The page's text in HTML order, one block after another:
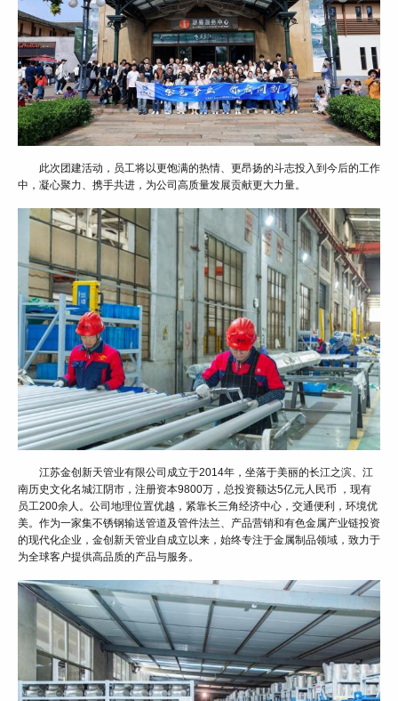
此次团建活动，员工将以更饱满的热情、更昂扬的斗志投入到今后的工作
中，凝心聚力、携手共进，为公司高质量发展贡献更大力量。
江苏金创新天管业有限公司成立于2014年，坐落于美丽的长江之滨、江
南历史文化名城江阴市，注册资本9800万，总投资额达5亿元人民币 ，现有
员工200余人。公司地理位置优越，紧靠长三角经济中心，交通便利，环境优
美。作为一家集不锈钢输送管道及管件法兰、产品营销和有色金属产业链投资
的现代化企业，金创新天管业自成立以来，始终专注于金属制品领域，致力于
为全球客户提供高品质的产品与服务。